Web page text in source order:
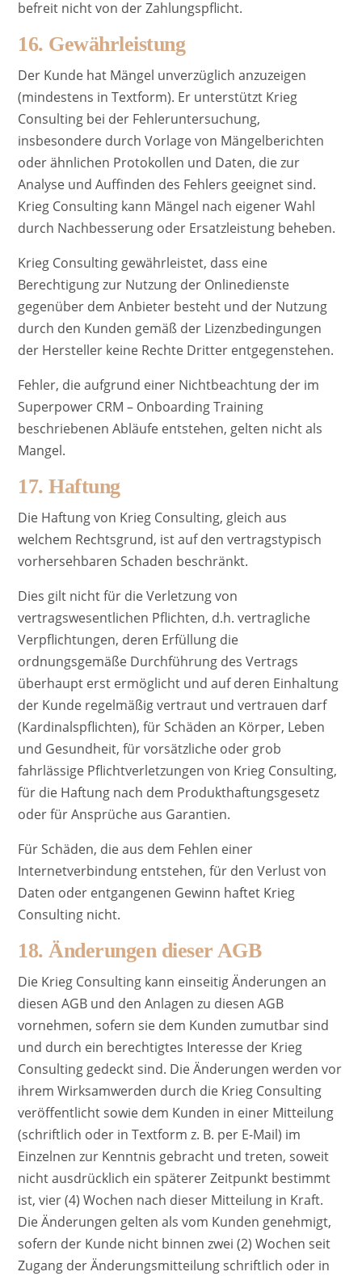
befreit nicht von der Zahlungspflicht.
16. Gewährleistung
Der Kunde hat Mängel unverzüglich anzuzeigen
(mindestens in Textform). Er unterstützt Krieg
Consulting bei der Fehleruntersuchung,
insbesondere durch Vorlage von Mängelberichten
oder ähnlichen Protokollen und Daten, die zur
Analyse und Auffinden des Fehlers geeignet sind.
Krieg Consulting kann Mängel nach eigener Wahl
durch Nachbesserung oder Ersatzleistung beheben.
Krieg Consulting gewährleistet, dass eine
Berechtigung zur Nutzung der Onlinedienste
gegenüber dem Anbieter besteht und der Nutzung
durch den Kunden gemäß der Lizenzbedingungen
der Hersteller keine Rechte Dritter entgegenstehen.
Fehler, die aufgrund einer Nichtbeachtung der im
Superpower CRM – Onboarding Training
beschriebenen Abläufe entstehen, gelten nicht als
Mangel.
17. Haftung
Die Haftung von Krieg Consulting, gleich aus
welchem Rechtsgrund, ist auf den vertragstypisch
vorhersehbaren Schaden beschränkt.
Dies gilt nicht für die Verletzung von
vertragswesentlichen Pflichten, d.h. vertragliche
Verpflichtungen, deren Erfüllung die
ordnungsgemäße Durchführung des Vertrags
überhaupt erst ermöglicht und auf deren Einhaltung
der Kunde regelmäßig vertraut und vertrauen darf
(Kardinalspflichten), für Schäden an Körper, Leben
und Gesundheit, für vorsätzliche oder grob
fahrlässige Pflichtverletzungen von Krieg Consulting,
für die Haftung nach dem Produkthaftungsgesetz
oder für Ansprüche aus Garantien.
Für Schäden, die aus dem Fehlen einer
Internetverbindung entstehen, für den Verlust von
Daten oder entgangenen Gewinn haftet Krieg
Consulting nicht.
18. Änderungen dieser AGB
Die Krieg Consulting kann einseitig Änderungen an
diesen AGB und den Anlagen zu diesen AGB
vornehmen, sofern sie dem Kunden zumutbar sind
und durch ein berechtigtes Interesse der Krieg
Consulting gedeckt sind. Die Änderungen werden vor
ihrem Wirksamwerden durch die Krieg Consulting
veröffentlicht sowie dem Kunden in einer Mitteilung
(schriftlich oder in Textform z. B. per E-Mail) im
Einzelnen zur Kenntnis gebracht und treten, soweit
nicht ausdrücklich ein späterer Zeitpunkt bestimmt
ist, vier (4) Wochen nach dieser Mitteilung in Kraft.
Die Änderungen gelten als vom Kunden genehmigt,
sofern der Kunde nicht binnen zwei (2) Wochen seit
Zugang der Änderungsmitteilung schriftlich oder in